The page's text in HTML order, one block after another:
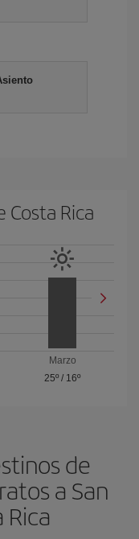
Costa Rica
Marzo
25º / 16º
de
a San
Rica